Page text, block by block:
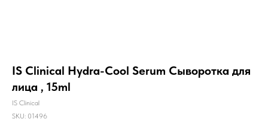
IS Clinical Hydra-Cool Serum Сыворотка для
лица , 15ml
IS Clinical
SKU: 01496